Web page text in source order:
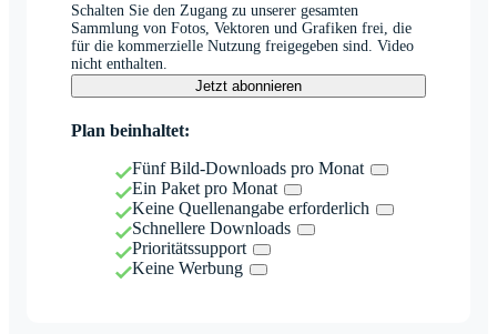
Schalten Sie den Zugang zu unserer gesamten
Sammlung von Fotos, Vektoren und Grafiken frei, die
für die kommerzielle Nutzung freigegeben sind. Video
nicht enthalten.
Jetzt abonnieren
Plan beinhaltet:
Fünf Bild-Downloads pro Monat
Ein Paket pro Monat
Keine Quellenangabe erforderlich
Schnellere Downloads
Prioritätssupport
Keine Werbung